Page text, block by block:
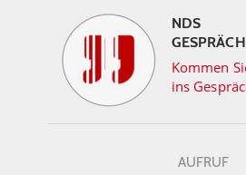
NDS
Kommen
ins
AUFRUF